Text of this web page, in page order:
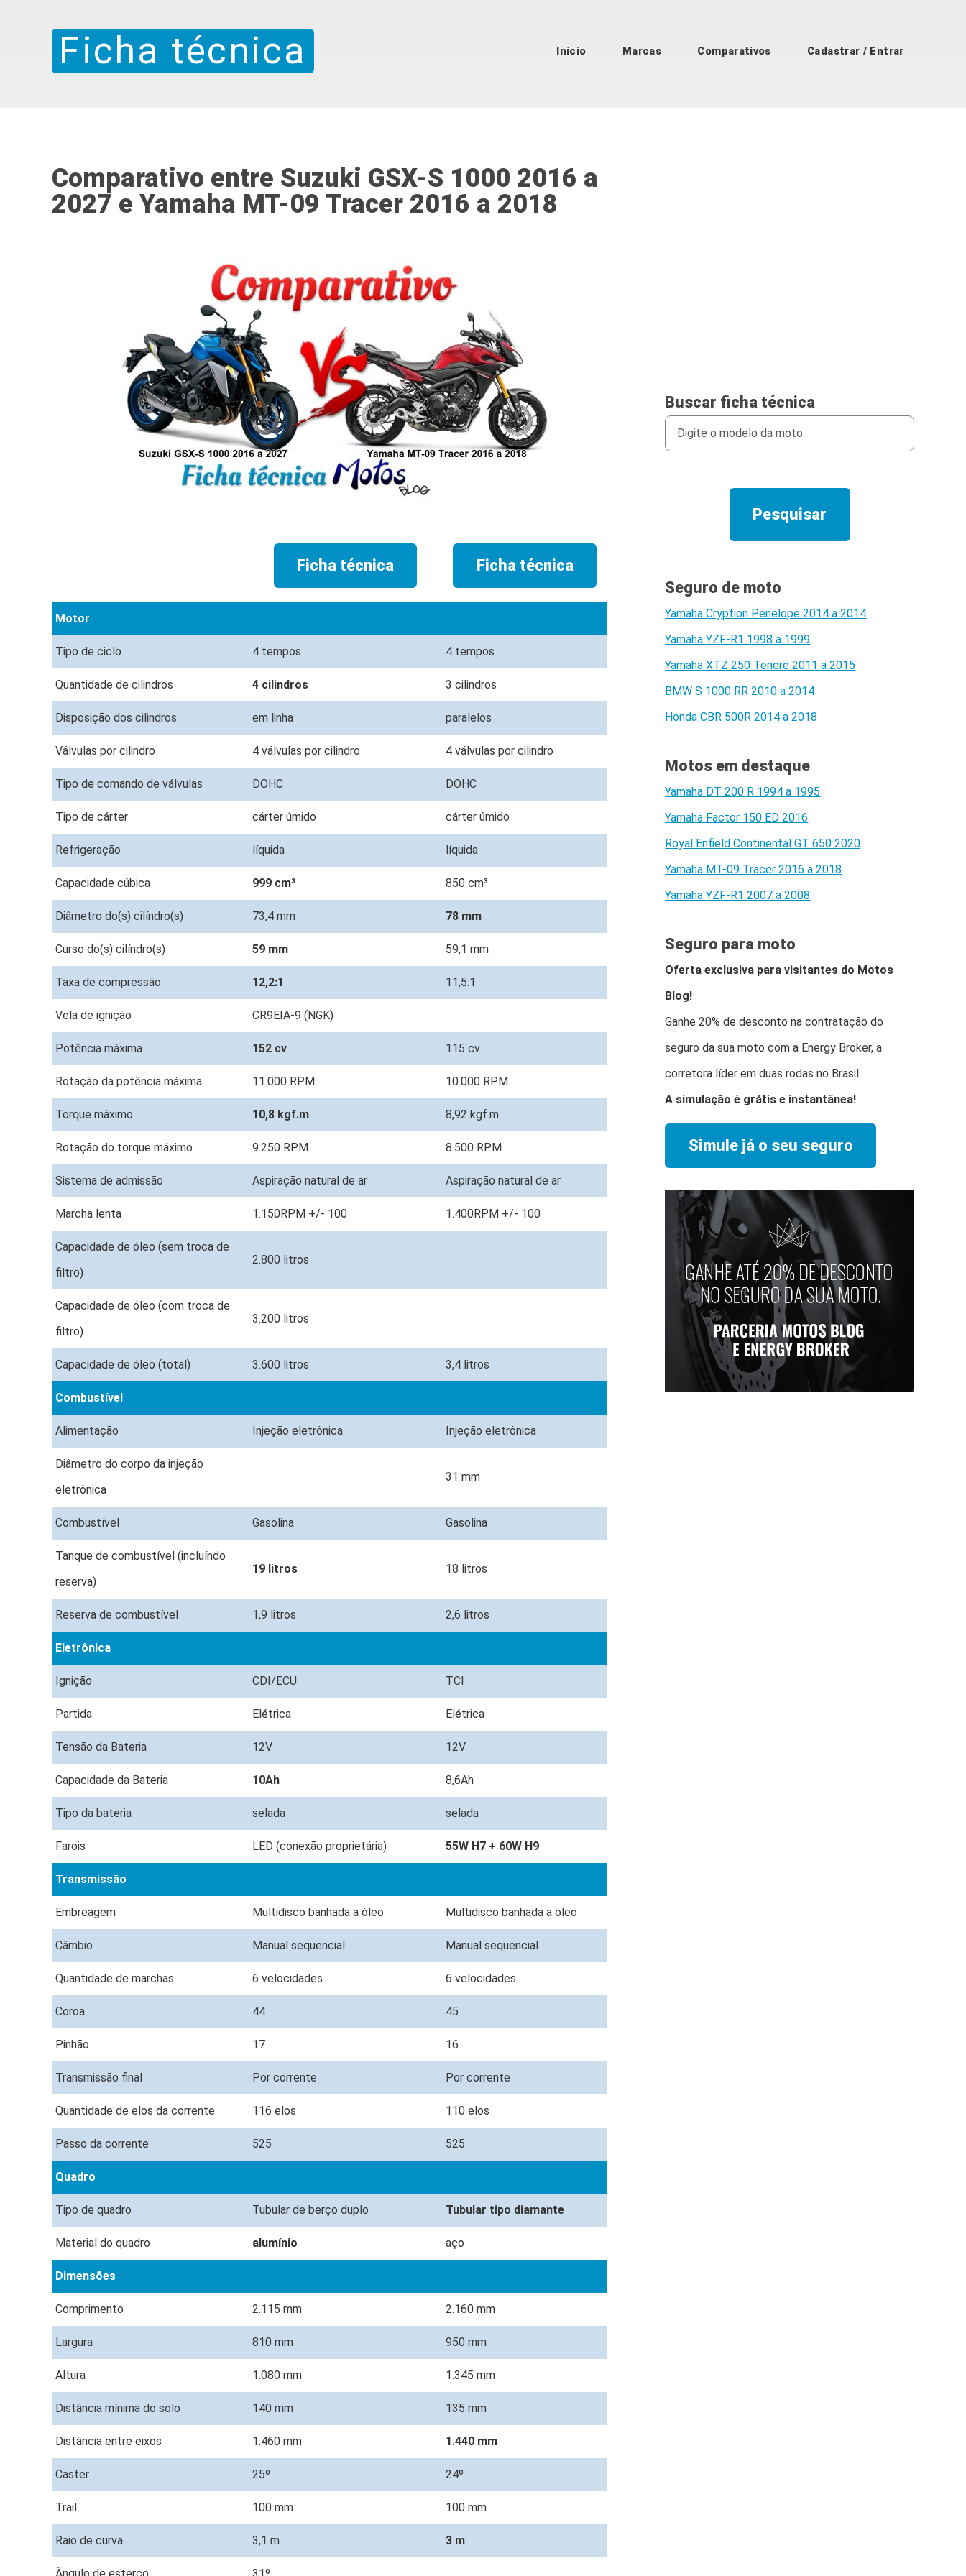
Ficha técnica Início Marcas Comparativos Cadastrar / Entrar
Comparativo entre Suzuki GSX-S 1000 2016 a
2027 e Yamaha MT-09 Tracer 2016 a 2018
Ficha técnica Ficha técnica
Motor
Tipo de ciclo 4 tempos 4 tempos
Quantidade de cilindros 4 cilindros 3 cilindros
Disposição dos cilindros em linha paralelos
Válvulas por cilindro 4 válvulas por cilindro 4 válvulas por cilindro
Tipo de comando de válvulas DOHC DOHC
Tipo de cárter cárter úmido cárter úmido
Refrigeração líquida líquida
Capacidade cúbica 999 cm³ 850 cm³
Diâmetro do(s) cilíndro(s) 73,4 mm 78 mm
Curso do(s) cilíndro(s) 59 mm 59,1 mm
Taxa de compressão 12,2:1 11,5:1
Vela de ignição CR9EIA-9 (NGK)
Potência máxima 152 cv 115 cv
Rotação da potência máxima 11.000 RPM 10.000 RPM
Torque máximo 10,8 kgf.m 8,92 kgf.m
Rotação do torque máximo 9.250 RPM 8.500 RPM
Sistema de admissão Aspiração natural de ar Aspiração natural de ar
Marcha lenta 1.150RPM +/- 100 1.400RPM +/- 100
Capacidade de óleo (sem troca de
filtro)
2.800 litros
Capacidade de óleo (com troca de
filtro)
3.200 litros
Capacidade de óleo (total) 3.600 litros 3,4 litros
Combustível
Alimentação Injeção eletrônica Injeção eletrônica
Diâmetro do corpo da injeção
eletrônica
31 mm
Combustível Gasolina Gasolina
Tanque de combustível (incluíndo
reserva)
19 litros 18 litros
Reserva de combustível 1,9 litros 2,6 litros
Eletrônica
Ignição CDI/ECU TCI
Partida Elétrica Elétrica
Tensão da Bateria 12V 12V
Capacidade da Bateria 10Ah 8,6Ah
Tipo da bateria selada selada
Farois LED (conexão proprietária) 55W H7 + 60W H9
Transmissão
Embreagem Multidisco banhada a óleo Multidisco banhada a óleo
Câmbio Manual sequencial Manual sequencial
Quantidade de marchas 6 velocidades 6 velocidades
Coroa 44 45
Pinhão 17 16
Transmissão final Por corrente Por corrente
Quantidade de elos da corrente 116 elos 110 elos
Passo da corrente 525 525
Quadro
Tipo de quadro Tubular de berço duplo Tubular tipo diamante
Material do quadro alumínio aço
Dimensões
Comprimento 2.115 mm 2.160 mm
Largura 810 mm 950 mm
Altura 1.080 mm 1.345 mm
Distância mínima do solo 140 mm 135 mm
Distância entre eixos 1.460 mm 1.440 mm
Caster 25º 24º
Trail 100 mm 100 mm
Raio de curva 3,1 m 3 m
Ângulo de esterço 31º
Buscar ficha técnica
Seguro de moto
Yamaha Cryption Penelope 2014 a 2014
Yamaha YZF-R1 1998 a 1999
Yamaha XTZ 250 Tenere 2011 a 2015
BMW S 1000 RR 2010 a 2014
Honda CBR 500R 2014 a 2018
Motos em destaque
Yamaha DT 200 R 1994 a 1995
Yamaha Factor 150 ED 2016
Royal Enfield Continental GT 650 2020
Yamaha MT-09 Tracer 2016 a 2018
Yamaha YZF-R1 2007 a 2008
Seguro para moto
Oferta exclusiva para visitantes do Motos
Blog!
Ganhe 20% de desconto na contratação do
seguro da sua moto com a Energy Broker, a
corretora líder em duas rodas no Brasil.
A simulação é grátis e instantânea!
Simule já o seu seguro